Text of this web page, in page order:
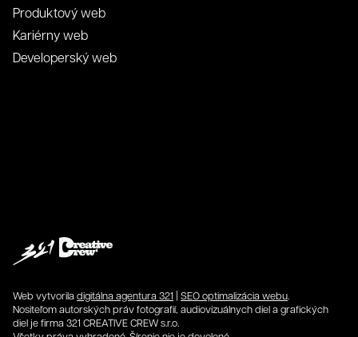
Produktový web
Kariérny web
Developerský web
Web vytvorila digitálna agentura 321 | SEO optimalizácia webu.
Nositeľom autorských práv fotografií, audiovizuálnych diel a grafických
diel je firma 321 CREATIVE CREW s.r.o.